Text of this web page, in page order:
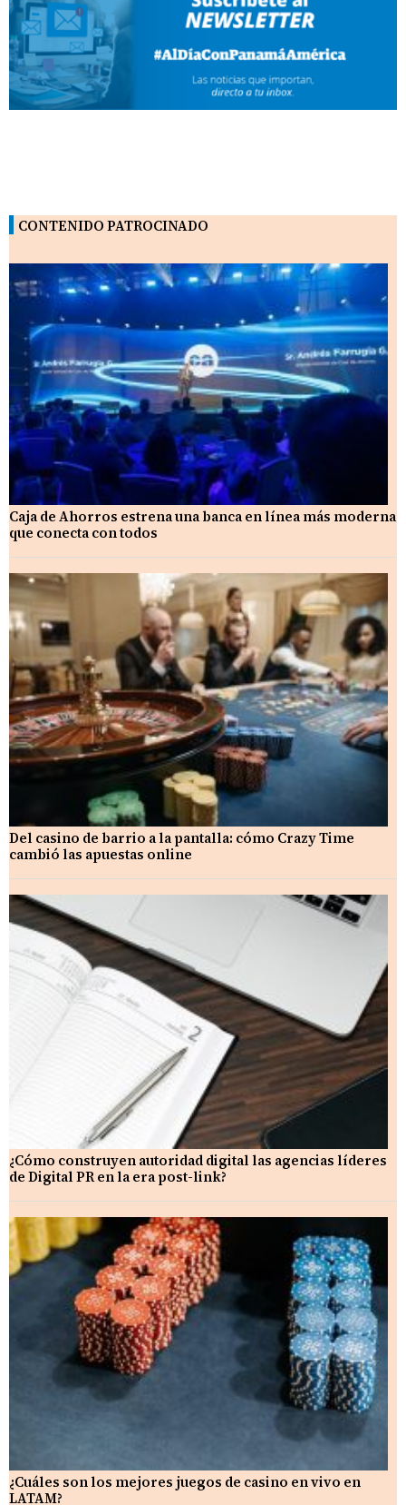
CONTENIDO PATROCINADO
Caja de Ahorros estrena una banca en línea más moderna
que conecta con todos
Del casino de barrio a la pantalla: cómo Crazy Time
cambió las apuestas online
¿Cómo construyen autoridad digital las agencias líderes
de Digital PR en la era post-link?
¿Cuáles son los mejores juegos de casino en vivo en
LATAM?